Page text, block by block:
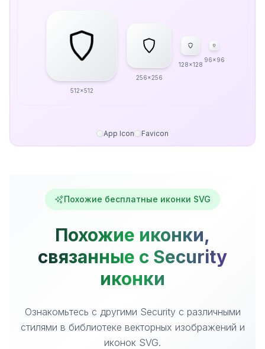
512x512
256x256
128x128
96x96
App Icon Favicon
Похожие бесплатные иконки SVG
Похожие иконки,
связанные с Security
иконки
Ознакомьтесь с другими Security с различными
стилями в библиотеке векторных изображений и
иконок SVG.